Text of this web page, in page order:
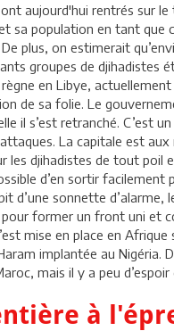
aujourd'hui rentrés sur
sa population en tant que
plus, on estimerait
groupes de djihadistes
en Libye,
de sa folie. Le
il s’est retranché. C’est
La capitale est
les djihadistes de tout poil
d’en sortir facilement
d’une sonnette
former un front uni et
mise en place en
implantée au Nigéria.
mais il y a peu
à